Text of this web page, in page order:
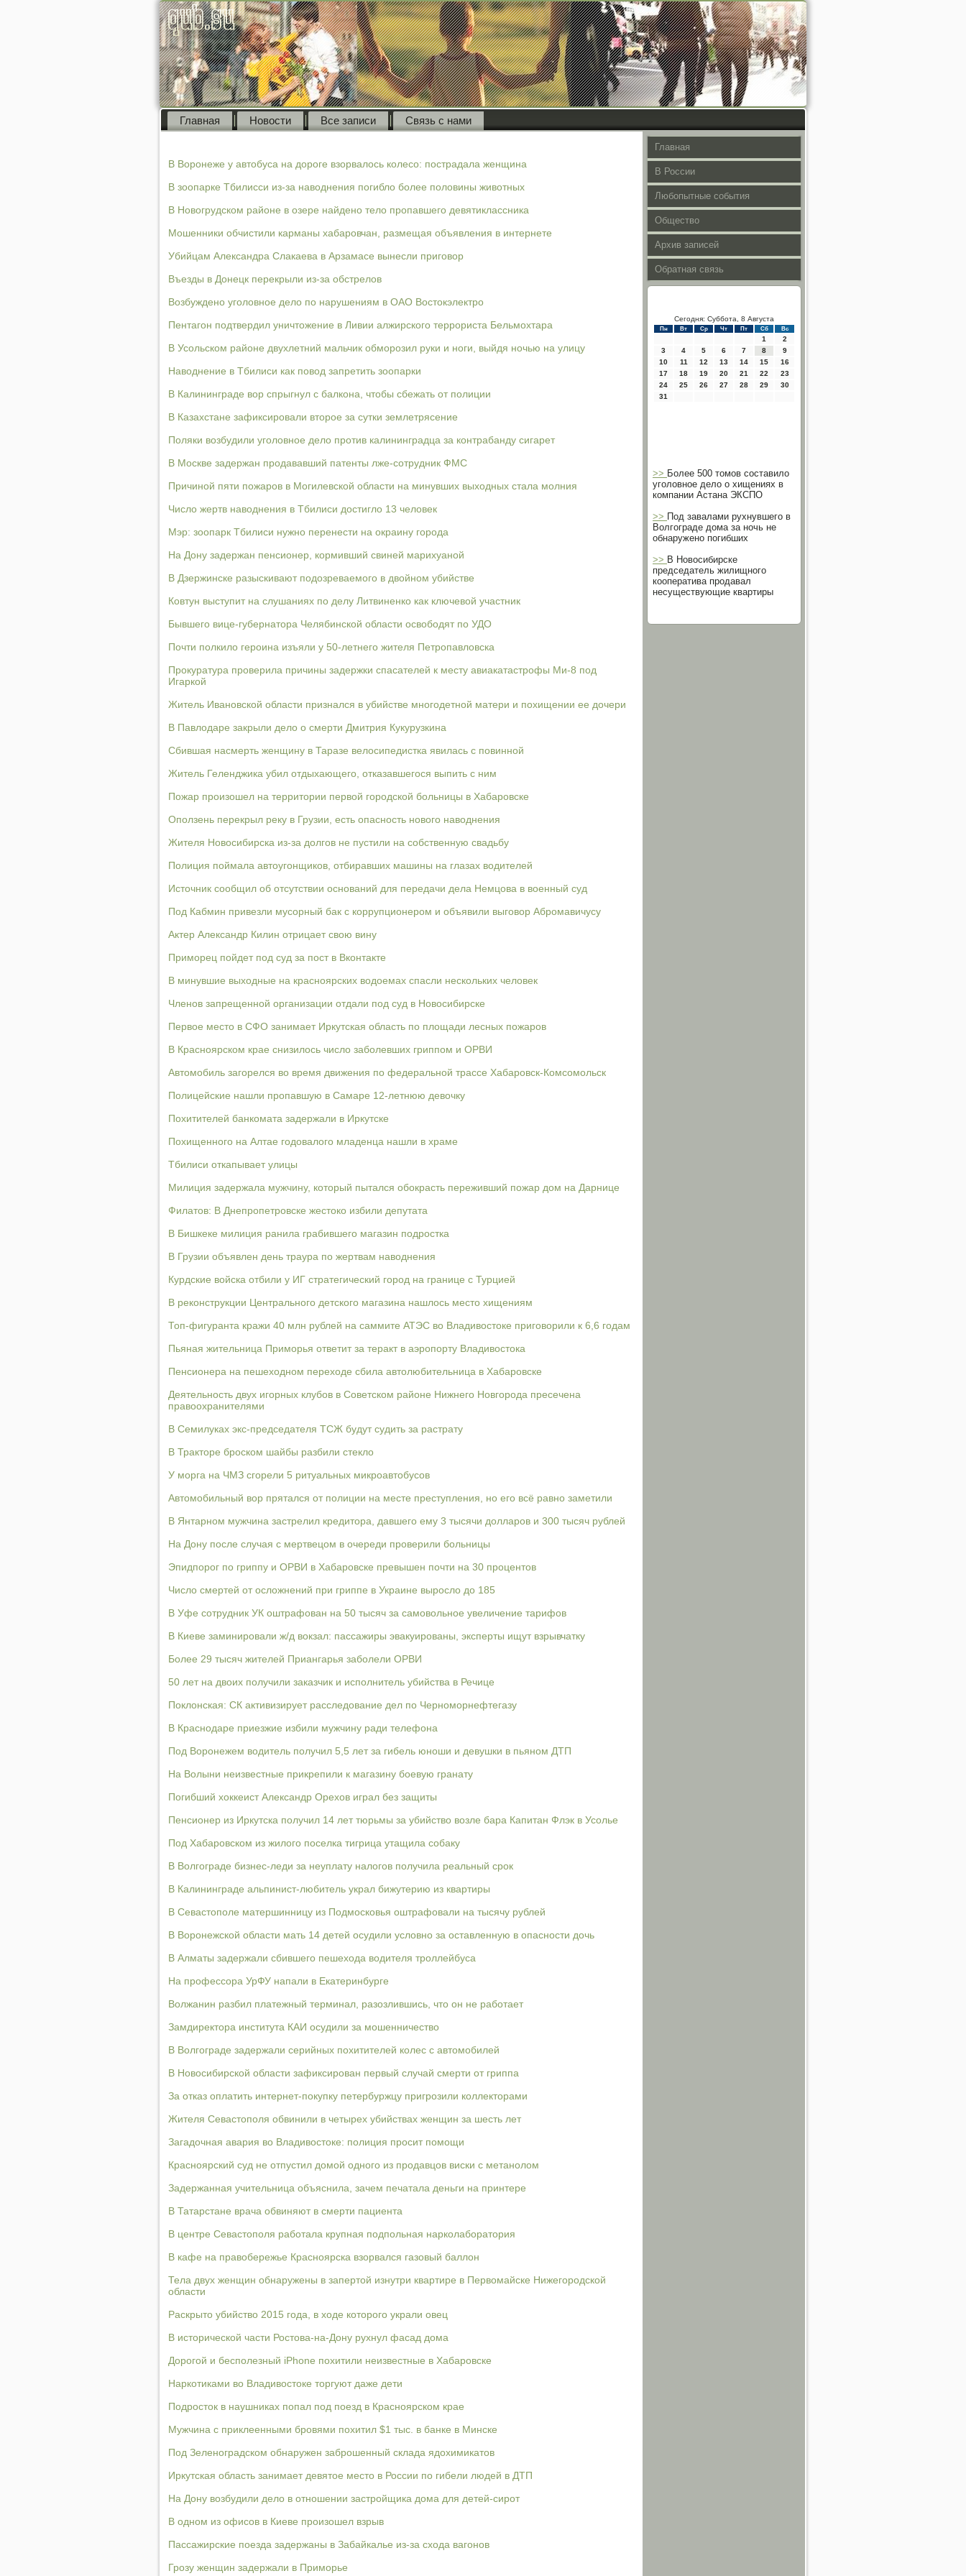
Главная Новости Все записи Связь с нами
В Воронеже у автобуса на дороге взорвалось колесо: пострадала женщина
В зоопарке Тбилисси из-за наводнения погибло более половины животных
В Новогрудском районе в озере найдено тело пропавшего девятиклассника
Мошенники обчистили карманы хабаровчан, размещая объявления в интернете
Убийцам Александра Слакаева в Арзамасе вынесли приговор
Въезды в Донецк перекрыли из-за обстрелов
Возбуждено уголовное дело по нарушениям в ОАО Востокэлектро
Пентагон подтвердил уничтожение в Ливии алжирского террориста Бельмохтара
В Усольском районе двухлетний мальчик обморозил руки и ноги, выйдя ночью на улицу
Наводнение в Тбилиси как повод запретить зоопарки
В Калининграде вор спрыгнул с балкона, чтобы сбежать от полиции
В Казахстане зафиксировали второе за сутки землетрясение
Поляки возбудили уголовное дело против калининградца за контрабанду сигарет
В Москве задержан продававший патенты лже-сотрудник ФМС
Причиной пяти пожаров в Могилевской области на минувших выходных стала молния
Число жертв наводнения в Тбилиси достигло 13 человек
Мэр: зоопарк Тбилиси нужно перенести на окраину города
На Дону задержан пенсионер, кормивший свиней марихуаной
В Дзержинске разыскивают подозреваемого в двойном убийстве
Ковтун выступит на слушаниях по делу Литвиненко как ключевой участник
Бывшего вице-губернатора Челябинской области освободят по УДО
Почти полкило героина изъяли у 50-летнего жителя Петропавловска
Прокуратура проверила причины задержки спасателей к месту авиакатастрофы Ми-8 под
Игаркой
Житель Ивановской области признался в убийстве многодетной матери и похищении ее дочери
В Павлодаре закрыли дело о смерти Дмитрия Кукурузкина
Сбившая насмерть женщину в Таразе велосипедистка явилась с повинной
Житель Геленджика убил отдыхающего, отказавшегося выпить с ним
Пожар произошел на территории первой городской больницы в Хабаровске
Оползень перекрыл реку в Грузии, есть опасность нового наводнения
Жителя Новосибирска из-за долгов не пустили на собственную свадьбу
Полиция поймала автоугонщиков, отбиравших машины на глазах водителей
Источник сообщил об отсутствии оснований для передачи дела Немцова в военный суд
Под Кабмин привезли мусорный бак с коррупционером и объявили выговор Абромавичусу
Актер Александр Килин отрицает свою вину
Приморец пойдет под суд за пост в Вконтакте
В минувшие выходные на красноярских водоемах спасли нескольких человек
Членов запрещенной организации отдали под суд в Новосибирске
Первое место в СФО занимает Иркутская область по площади лесных пожаров
В Красноярском крае снизилось число заболевших гриппом и ОРВИ
Автомобиль загорелся во время движения по федеральной трассе Хабаровск-Комсомольск
Полицейские нашли пропавшую в Самаре 12-летнюю девочку
Похитителей банкомата задержали в Иркутске
Похищенного на Алтае годовалого младенца нашли в храме
Тбилиси откапывает улицы
Милиция задержала мужчину, который пытался обокрасть переживший пожар дом на Дарнице
Филатов: В Днепропетровске жестоко избили депутата
В Бишкеке милиция ранила грабившего магазин подростка
В Грузии объявлен день траура по жертвам наводнения
Курдские войска отбили у ИГ стратегический город на границе с Турцией
В реконструкции Центрального детского магазина нашлось место хищениям
Топ-фигуранта кражи 40 млн рублей на саммите АТЭС во Владивостоке приговорили к 6,6 годам
Пьяная жительница Приморья ответит за теракт в аэропорту Владивостока
Пенсионера на пешеходном переходе сбила автолюбительница в Хабаровске
Деятельность двух игорных клубов в Советском районе Нижнего Новгорода пресечена
правоохранителями
В Семилуках экс-председателя ТСЖ будут судить за растрату
В Тракторе броском шайбы разбили стекло
У морга на ЧМЗ сгорели 5 ритуальных микроавтобусов
Автомобильный вор прятался от полиции на месте преступления, но его всё равно заметили
В Янтарном мужчина застрелил кредитора, давшего ему 3 тысячи долларов и 300 тысяч рублей
На Дону после случая с мертвецом в очереди проверили больницы
Эпидпорог по гриппу и ОРВИ в Хабаровске превышен почти на 30 процентов
Число смертей от осложнений при гриппе в Украине выросло до 185
В Уфе сотрудник УК оштрафован на 50 тысяч за самовольное увеличение тарифов
В Киеве заминировали ж/д вокзал: пассажиры эвакуированы, эксперты ищут взрывчатку
Более 29 тысяч жителей Приангарья заболели ОРВИ
50 лет на двоих получили заказчик и исполнитель убийства в Речице
Поклонская: СК активизирует расследование дел по Черноморнефтегазу
В Краснодаре приезжие избили мужчину ради телефона
Под Воронежем водитель получил 5,5 лет за гибель юноши и девушки в пьяном ДТП
На Волыни неизвестные прикрепили к магазину боевую гранату
Погибший хоккеист Александр Орехов играл без защиты
Пенсионер из Иркутска получил 14 лет тюрьмы за убийство возле бара Капитан Флэк в Усолье
Под Хабаровском из жилого поселка тигрица утащила собаку
В Волгограде бизнес-леди за неуплату налогов получила реальный срок
В Калининграде альпинист-любитель украл бижутерию из квартиры
В Севастополе матершинницу из Подмосковья оштрафовали на тысячу рублей
В Воронежской области мать 14 детей осудили условно за оставленную в опасности дочь
В Алматы задержали сбившего пешехода водителя троллейбуса
На профессора УрФУ напали в Екатеринбурге
Волжанин разбил платежный терминал, разозлившись, что он не работает
Замдиректора института КАИ осудили за мошенничество
В Волгограде задержали серийных похитителей колес с автомобилей
В Новосибирской области зафиксирован первый случай смерти от гриппа
За отказ оплатить интернет-покупку петербуржцу пригрозили коллекторами
Жителя Севастополя обвинили в четырех убийствах женщин за шесть лет
Загадочная авария во Владивостоке: полиция просит помощи
Красноярский суд не отпустил домой одного из продавцов виски с метанолом
Задержанная учительница объяснила, зачем печатала деньги на принтере
В Татарстане врача обвиняют в смерти пациента
В центре Севастополя работала крупная подпольная нарколаборатория
В кафе на правобережье Красноярска взорвался газовый баллон
Тела двух женщин обнаружены в запертой изнутри квартире в Первомайске Нижегородской
области
Раскрыто убийство 2015 года, в ходе которого украли овец
В исторической части Ростова-на-Дону рухнул фасад дома
Дорогой и бесполезный iPhone похитили неизвестные в Хабаровске
Наркотиками во Владивостоке торгуют даже дети
Подросток в наушниках попал под поезд в Красноярском крае
Мужчина с приклеенными бровями похитил $1 тыс. в банке в Минске
Под Зеленоградском обнаружен заброшенный склада ядохимикатов
Иркутская область занимает девятое место в России по гибели людей в ДТП
На Дону возбудили дело в отношении застройщика дома для детей-сирот
В одном из офисов в Киеве произошел взрыв
Пассажирские поезда задержаны в Забайкалье из-за схода вагонов
Грозу женщин задержали в Приморье
Главная
В России
Любопытные события
Общество
Архив записей
Обратная связь
Сегодня: Суббота, 8 Августа
Пн Вт Ср Чт Пт Сб Вс
1
2
3
4 5 6 7 8
9
10
11 12 13 14 15
16
17
18 19 20 21 22
23
24
25 26 27 28 29
30
31
>> Более 500 томов составило
уголовное дело о хищениях в
компании Астана ЭКСПО
>> Под завалами рухнувшего в
Волгограде дома за ночь не
обнаружено погибших
>> В Новосибирске
председатель жилищного
кооператива продавал
несуществующие квартиры